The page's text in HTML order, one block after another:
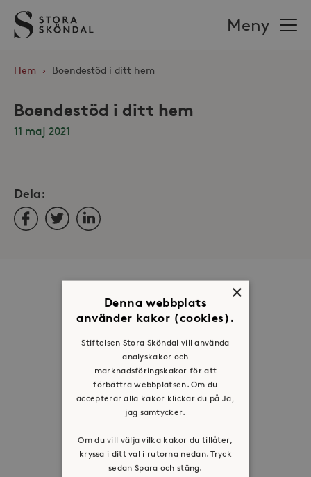
Stora
Sköndal
Meny
Hem › Boendestöd i ditt hem
Boendestöd i ditt hem
11 maj 2021
Dela:
FacebookTwitterLinkedIn
Organisation
Tillgänglighetsredogörelse
Visselblåsartjänst
Press & mediakontakt
×
Denna webbplats
använder kakor (cookies).
Stiftelsen Stora Sköndal vill använda
analyskakor och
marknadsföringskakor för att
förbättra webbplatsen. Om du
accepterar alla kakor klickar du på Ja,
jag samtycker.
Om du vill välja vilka kakor du tillåter,
kryssa i ditt val i rutorna nedan. Tryck
sedan Spara och stäng.